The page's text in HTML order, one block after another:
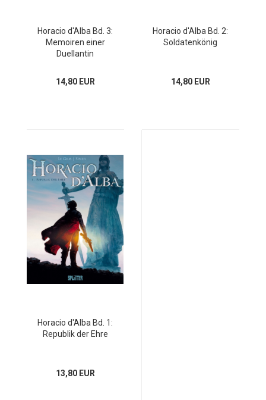
Horacio d'Alba Bd. 3:
Memoiren einer
Duellantin
14,80 EUR
Horacio d'Alba Bd. 2:
Soldatenkönig
14,80 EUR
Horacio d'Alba Bd. 1:
Republik der Ehre
13,80 EUR